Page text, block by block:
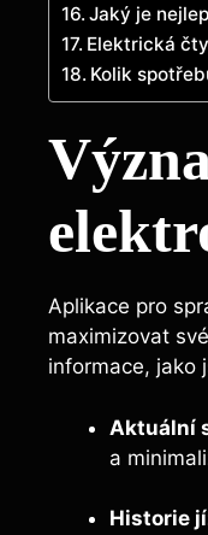
Jaký je
Elektrická
Kolik
Aplikace pro
maximizovat
informace, jako
Aktuální
a
Historie